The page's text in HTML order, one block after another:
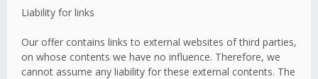
Liability for links
Our offer contains links to external websites of third parties,
on whose contents we have no influence. Therefore, we
cannot assume any liability for these external contents. The